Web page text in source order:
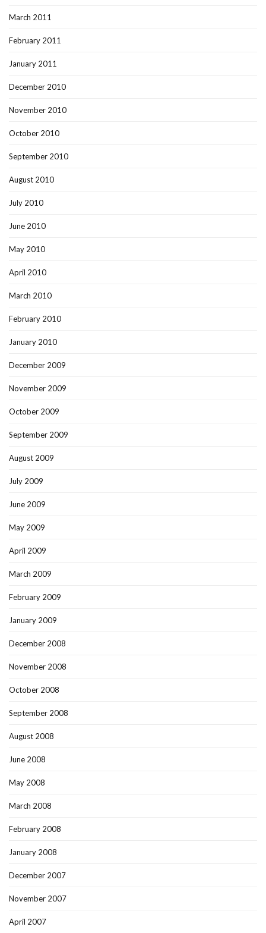
March 2011
February 2011
January 2011
December 2010
November 2010
October 2010
September 2010
August 2010
July 2010
June 2010
May 2010
April 2010
March 2010
February 2010
January 2010
December 2009
November 2009
October 2009
September 2009
August 2009
July 2009
June 2009
May 2009
April 2009
March 2009
February 2009
January 2009
December 2008
November 2008
October 2008
September 2008
August 2008
June 2008
May 2008
March 2008
February 2008
January 2008
December 2007
November 2007
April 2007